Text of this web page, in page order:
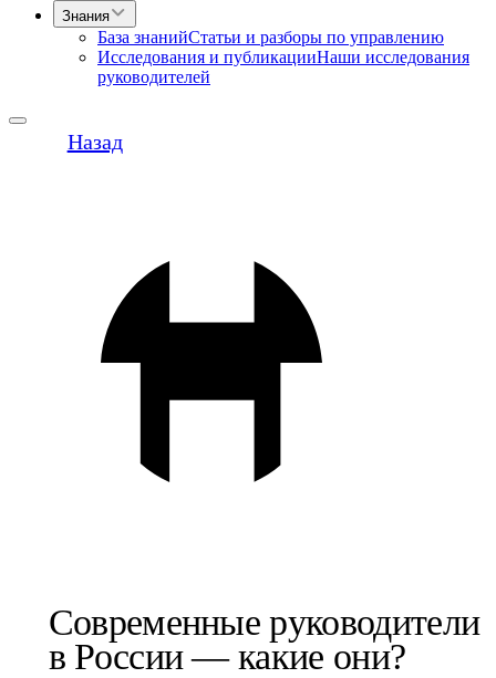
Знания
База знанийСтатьи и разборы по управлению
Исследования и публикацииНаши исследования
руководителей
Назад
Современные руководители
в России — какие они?